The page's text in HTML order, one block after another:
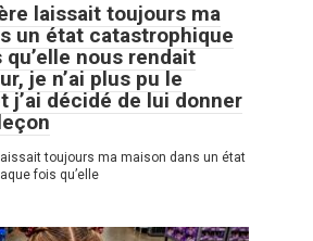
laissait toujours ma
un état catastrophique
nous rendait
je n’ai plus pu le
j’ai décidé de lui donner
toujours ma maison dans un état
fois qu’elle